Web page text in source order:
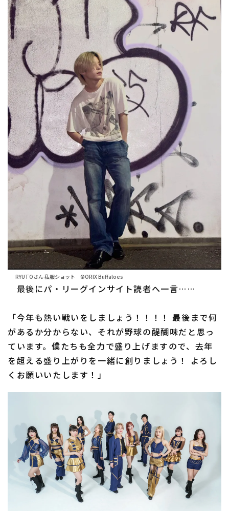
RYUTOさん 私服ショット ©ORIX Buffaloes
最後にパ・リーグインサイト読者へ一言……
「今年も熱い戦いをしましょう！！！！ 最後まで何
があるか分からない、それが野球の醍醐味だと思っ
ています。僕たちも全力で盛り上げますので、去年
を超える盛り上がりを一緒に創りましょう！ よろし
くお願いいたします！」